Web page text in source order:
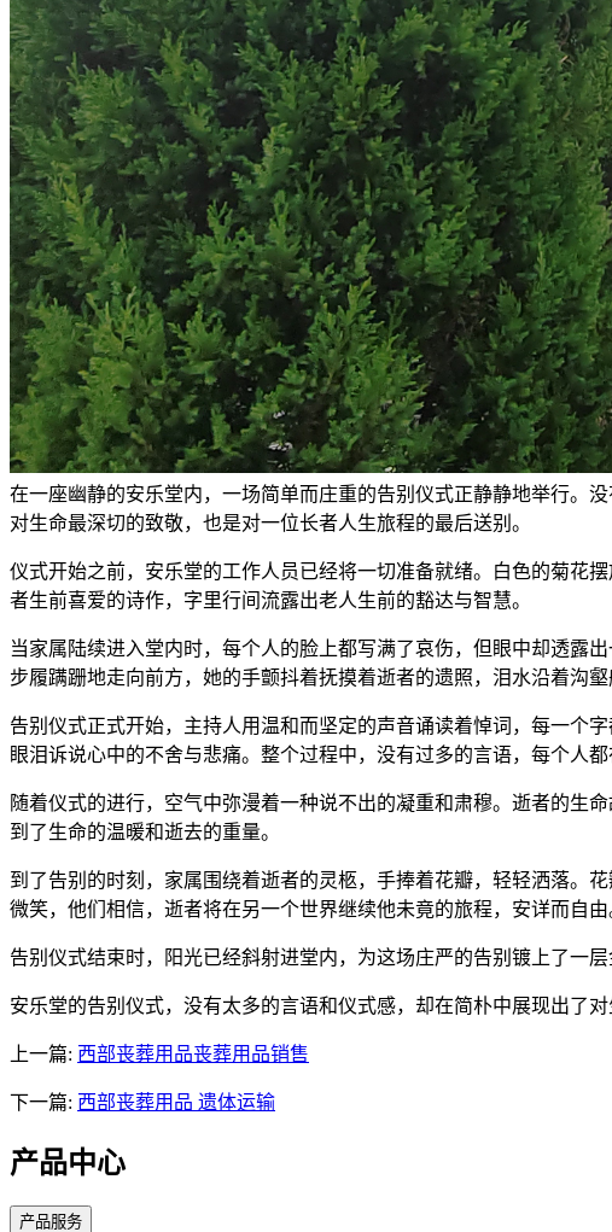
在一座幽静的安乐堂内，一场简单而庄重的告别仪式正静静地举行。
对生命最深切的致敬，也是对一位长者人生旅程的最后送别。
仪式开始之前，安乐堂的工作人员已经将一切准备就绪。白色的菊花
者生前喜爱的诗作，字里行间流露出老人生前的豁达与智慧。
当家属陆续进入堂内时，每个人的脸上都写满了哀伤，但眼中却透露
步履蹒跚地走向前方，她的手颤抖着抚摸着逝者的遗照，泪水沿着沟壑
告别仪式正式开始，主持人用温和而坚定的声音诵读着悼词，每一个
眼泪诉说心中的不舍与悲痛。整个过程中，没有过多的言语，每个人
随着仪式的进行，空气中弥漫着一种说不出的凝重和肃穆。逝者的生
到了生命的温暖和逝去的重量。
到了告别的时刻，家属围绕着逝者的灵柩，手捧着花瓣，轻轻洒落。
微笑，他们相信，逝者将在另一个世界继续他未竟的旅程，安详而自由
告别仪式结束时，阳光已经斜射进堂内，为这场庄严的告别镀上了一
安乐堂的告别仪式，没有太多的言语和仪式感，却在简朴中展现出了
上一篇: 西部丧葬用品丧葬用品销售
下一篇: 西部丧葬用品 遗体运输
产品中心
产品服务